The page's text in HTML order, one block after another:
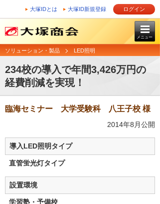
大塚IDとは 大塚ID新規登録 ログイン
メニュー
ソリューション・製品 LED照明
234校の導入で年間3,426万円の
経費削減を実現！
臨海セミナー 大学受験科 八王子校 様
2014年8月公開
導入LED照明タイプ
直管蛍光灯タイプ
設置環境
学習塾・予備校